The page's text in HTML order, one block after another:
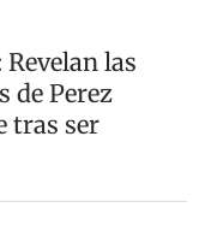
Revelan las
de Perez
tras ser